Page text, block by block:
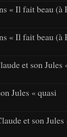
« Il fait beau (à
« Il fait beau (à
et son Jules
Jules « quasi
et son Jules